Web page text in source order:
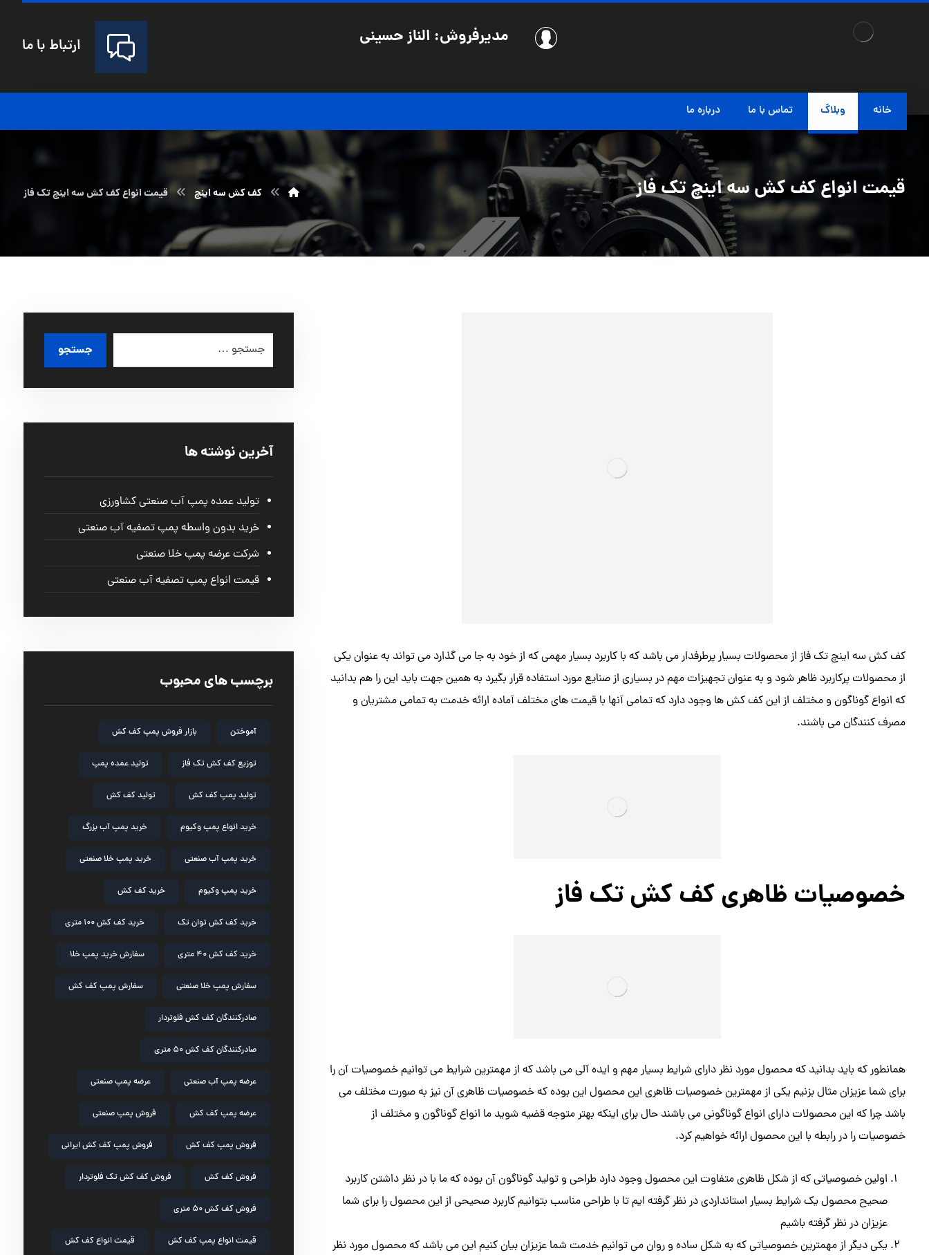
مدیرفروش: الناز حسینی ارتباط با ما
خانه وبلاگ تماس با ما درباره ما
قیمت انواع کف کش سه اینچ تک فاز کف کش سه اینچ قیمت انواع کف کش سه اینچ تک فاز
کف کش سه اینچ تک فاز از محصولات بسیار پرطرفدار می باشد که با کاربرد بسیار مهمی که از خود به جا می گذارد می تواند به عنوان یکی
از محصولات پرکاربرد ظاهر شود و به عنوان تجهیزات مهم در بسیاری از صنایع مورد استفاده قرار بگیرد به همین جهت باید این را هم بدانید
که انواع گوناگون و مختلف از این کف کش ها وجود دارد که تمامی آنها با قیمت های مختلف آماده ارائه خدمت به تمامی مشتریان و
مصرف کنندگان می باشند.
خصوصیات ظاهری کف کش تک فاز
همانطور که باید بدانید که محصول مورد نظر دارای شرایط بسیار مهم و ایده آلی می باشد که از مهمترین شرایط می توانیم خصوصیات آن را
برای شما عزیزان مثال بزنیم یکی از مهمترین خصوصیات ظاهری این محصول این بوده که خصوصیات ظاهری آن نیز به صورت مختلف می
باشد چرا که این محصولات دارای انواع گوناگونی می باشند حال برای اینکه بهتر متوجه قضیه شوید ما انواع گوناگون و مختلف از
خصوصیات را در رابطه با این محصول ارائه خواهیم کرد.
اولین خصوصیاتی که از شکل ظاهری متفاوت این محصول وجود دارد طراحی و تولید گوناگون آن بوده که ما با در نظر داشتن کاربرد
صحیح محصول یک شرایط بسیار استانداردی در نظر گرفته ایم تا با طراحی مناسب بتوانیم کاربرد صحیحی از این محصول را برای شما
عزیزان در نظر گرفته باشیم
یکی دیگر از مهمترین خصوصیاتی که به شکل ساده و روان می توانیم خدمت شما عزیزان بیان کنیم این می باشد که محصول مورد نظر
آخرین نوشته ها
تولید عمده پمپ آب صنعتی کشاورزی
خرید بدون واسطه پمپ تصفیه آب صنعتی
شرکت عرضه پمپ خلا صنعتی
قیمت انواع پمپ تصفیه آب صنعتی
برچسب های محبوب
آموختن بازار فروش پمپ کف کش
توزیع کف کش تک فاز تولید عمده پمپ
تولید پمپ کف کش تولید کف کش
خرید انواع پمپ وکیوم خرید پمپ آب بزرگ
خرید پمپ آب صنعتی خرید پمپ خلا صنعتی
خرید پمپ وکیوم خرید کف کش
خرید کف کش توان تک خرید کف کش ۱۰۰ متری
خرید کف کش ۴۰ متری سفارش خرید پمپ خلا
سفارش پمپ خلا صنعتی سفارش پمپ کف کش
صادرکنندگان کف کش فلوتردار
صادرکنندگان کف کش ۵۰ متری
عرضه پمپ آب صنعتی عرضه پمپ صنعتی
عرضه پمپ کف کش فروش پمپ صنعتی
فروش پمپ کف کش فروش پمپ کف کش ایرانی
فروش کف کش فروش کف کش تک فلوتردار
فروش کف کش ۵۰ متری
قیمت انواع پمپ کف کش قیمت انواع کف کش